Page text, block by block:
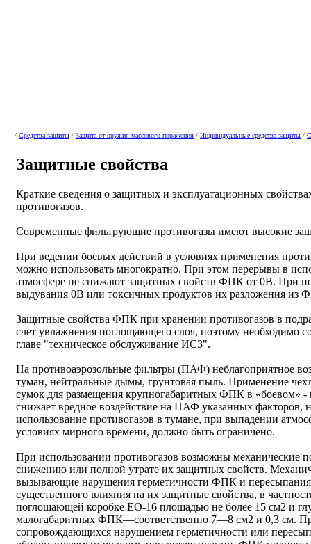
/ Средства защиты / Защита от оружия массового поражения / Индивидуальные средства защиты /
Защитные свойства
Краткие сведения о защитных и эксплуатационных
противогазов.
Современные фильтрующие противогазы имеют высокие
При ведении боевых действий в условиях применения
можно использовать многократно. При этом перерывы в
атмосфере не снижают защитных свойств ФПК от 0В. При
выдувания 0В или токсичных продуктов их разложения из
Защитные свойства ФПК при хранении противогазов в
счет увлажнения поглощающего слоя, поэтому необходимо
главе "техническое обслуживание ИСЗ".
На противоаэрозольные фильтры (ПАФ) неблагоприятное
туман, нейтральные дымы, грунтовая пыль. Применение
сумок для размещения крупногабаритных ФПК в «боевом» -
снижает вредное воздействие на ПАФ указанных факторов,
использование противогазов в тумане, при выпадении
условиях мирного времени, должно быть ограничено.
При использовании противогазов возможны
снижению или полной утрате их защитных свойств.
вызывающие нарушения герметичности ФПК и
существенного влияния на их защитные свойства, в
поглощающей коробке ЕО-16 площадью не более 15 см2 и
малогабаритных ФПК—соответственно 7—8 см2 и 0,3 см.
сопровождающихся нарушением герметичности или